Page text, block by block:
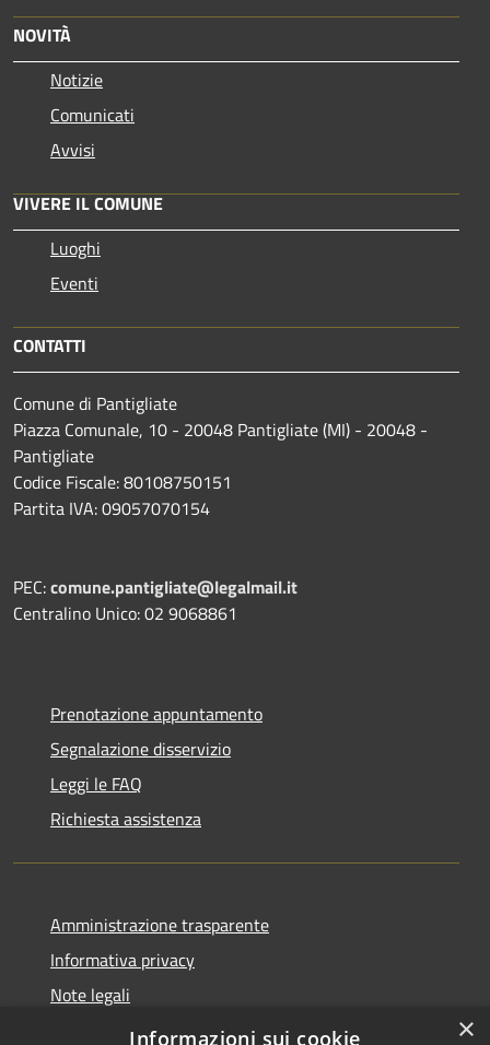
NOVITÀ
Notizie
Comunicati
Avvisi
VIVERE IL COMUNE
Luoghi
Eventi
CONTATTI
Comune di Pantigliate
Piazza Comunale, 10 - 20048 Pantigliate (MI) - 20048 -
Pantigliate
Codice Fiscale: 80108750151
Partita IVA: 09057070154
PEC:comune.pantigliate@legalmail.it
Centralino Unico: 02 9068861
Prenotazione appuntamento
Segnalazione disservizio
Leggi le FAQ
Richiesta assistenza
Amministrazione trasparente
Informativa privacy
Note legali
Dichiarazione di accessibilità
×
Informazioni sui cookie